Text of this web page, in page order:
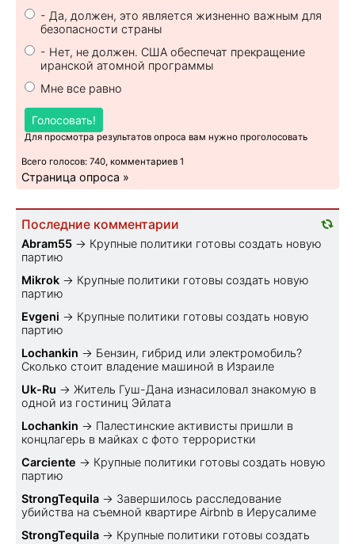
- Да, должен, это является жизненно важным для
безопасности страны
- Нет, не должен. США обеспечат прекращение
иранской атомной программы
Мне все равно
Голосовать!
Для просмотра результатов опроса вам нужно проголосовать
Всего голосов: 740, комментариев 1
Страница опроса »
Последние комментарии
Abram55 → Крупные политики готовы создать новую
партию
Mikrok → Крупные политики готовы создать новую
партию
Evgeni → Крупные политики готовы создать новую
партию
Lochankin → Бензин, гибрид или электромобиль?
Cколько стоит владение машиной в Израиле
Uk-Ru → Житель Гуш-Дана изнасиловал знакомую в
одной из гостиниц Эйлата
Lochankin → Палестинские активисты пришли в
концлагерь в майках с фото террористки
Carciente → Крупные политики готовы создать новую
партию
StrongTequila → Завершилось расследование
убийства на съемной квартире Airbnb в Иерусалиме
StrongTequila → Крупные политики готовы создать